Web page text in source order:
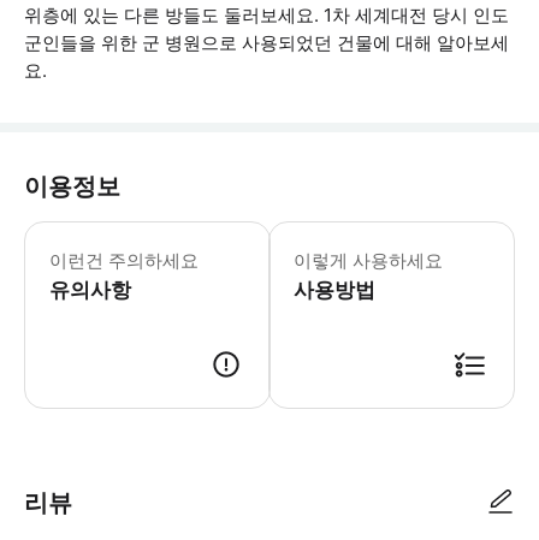
위층에 있는 다른 방들도 둘러보세요. 1차 세계대전 당시 인도
군인들을 위한 군 병원으로 사용되었던 건물에 대해 알아보세
요.
이용정보
이런건 주의하세요
유의사항
- 건물 내에는 승객용 리프트가 없으
이렇게 사용하세요
사용방법
리뷰